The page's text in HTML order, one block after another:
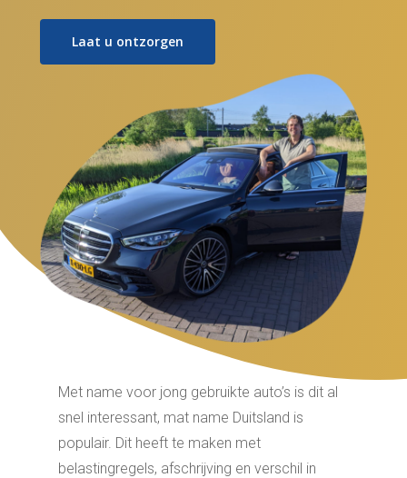
Laat u ontzorgen
Met name voor jong gebruikte auto’s is dit al
snel interessant, mat name Duitsland is
populair. Dit heeft te maken met
belastingregels, afschrijving en verschil in